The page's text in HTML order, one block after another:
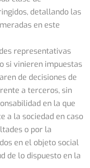
detallando las
en este
representativas
si vinieren impuestas
de decisiones de
a terceros, sin
en la que
a la sociedad en caso
o por la
en el objeto social
de lo dispuesto en la